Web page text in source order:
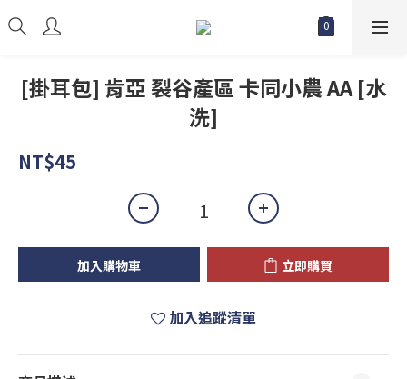
[掛耳包] 肯亞 裂谷產區 卡同小農 AA [水
洗]
NT$45
加入購物車 立即購買
加入追蹤清單